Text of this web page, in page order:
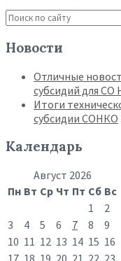
Новости
Отличные
субсидий для СО
Итоги
субсидии СОНКО
Календарь
Август 2026
Пн Вт Ср Чт Пт Сб Вс
1
2
3
4 5 6 7 8
9
10 11 12 13 14 15 16